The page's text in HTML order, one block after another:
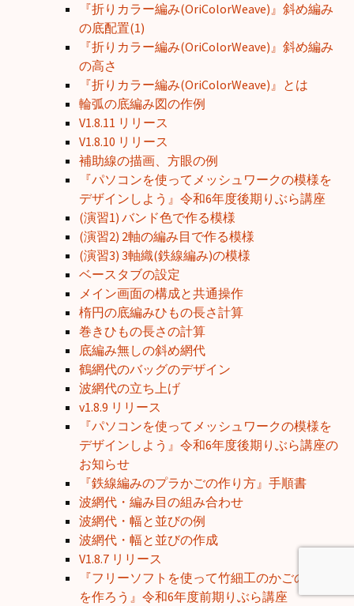
『折りカラー編み(OriColorWeave)』斜め編み
の底配置(1)
『折りカラー編み(OriColorWeave)』斜め編み
の高さ
『折りカラー編み(OriColorWeave)』とは
輪弧の底編み図の作例
V1.8.11 リリース
V1.8.10 リリース
補助線の描画、方眼の例
『パソコンを使ってメッシュワークの模様を
デザインしよう』令和6年度後期りぶら講座
(演習1) バンド色で作る模様
(演習2) 2軸の編み目で作る模様
(演習3) 3軸織(鉄線編み)の模様
ベースタブの設定
メイン画面の構成と共通操作
楕円の底編みひもの長さ計算
巻きひもの長さの計算
底編み無しの斜め網代
鶴網代のバッグのデザイン
波網代の立ち上げ
v1.8.9 リリース
『パソコンを使ってメッシュワークの模様を
デザインしよう』令和6年度後期りぶら講座の
お知らせ
『鉄線編みのプラかごの作り方』手順書
波網代・編み目の組み合わせ
波網代・幅と並びの例
波網代・幅と並びの作成
V1.8.7 リリース
『フリーソフトを使って竹細工のかごの図面
を作ろう』令和6年度前期りぶら講座